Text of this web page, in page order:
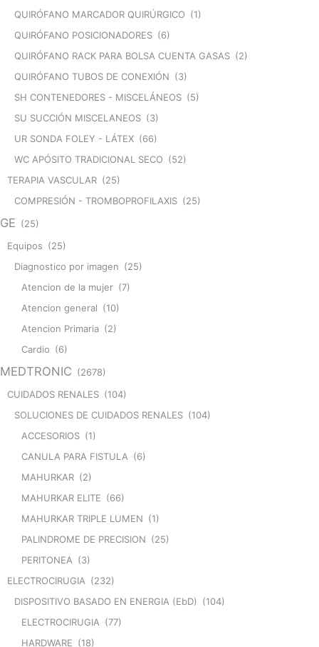
QUIRÓFANO MARCADOR QUIRÚRGICO (1)
QUIRÓFANO POSICIONADORES (6)
QUIRÓFANO RACK PARA BOLSA CUENTA GASAS (2)
QUIRÓFANO TUBOS DE CONEXIÓN (3)
SH CONTENEDORES - MISCELÁNEOS (5)
SU SUCCIÓN MISCELANEOS (3)
UR SONDA FOLEY - LÁTEX (66)
WC APÓSITO TRADICIONAL SECO (52)
TERAPIA VASCULAR (25)
COMPRESIÓN - TROMBOPROFILAXIS (25)
GE (25)
Equipos (25)
Diagnostico por imagen (25)
Atencion de la mujer (7)
Atencion general (10)
Atencion Primaria (2)
Cardio (6)
MEDTRONIC (2678)
CUIDADOS RENALES (104)
SOLUCIONES DE CUIDADOS RENALES (104)
ACCESORIOS (1)
CANULA PARA FISTULA (6)
MAHURKAR (2)
MAHURKAR ELITE (66)
MAHURKAR TRIPLE LUMEN (1)
PALINDROME DE PRECISION (25)
PERITONEA (3)
ELECTROCIRUGIA (232)
DISPOSITIVO BASADO EN ENERGIA (EbD) (104)
ELECTROCIRUGIA (77)
HARDWARE (18)